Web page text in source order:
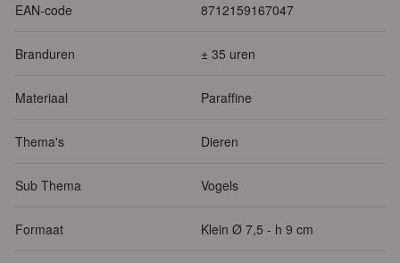
EAN-code 8712159167047
Branduren ± 35 uren
Materiaal Paraffine
Thema's Dieren
Sub Thema Vogels
Formaat Klein Ø 7,5 - h 9 cm